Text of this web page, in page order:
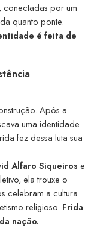
conectadas por um
quanto ponte.
é feita de
Após a
uma identidade
fez dessa luta sua
Alfaro Siqueiros e
ela trouxe o
celebram a cultura
religioso. Frida
nação.